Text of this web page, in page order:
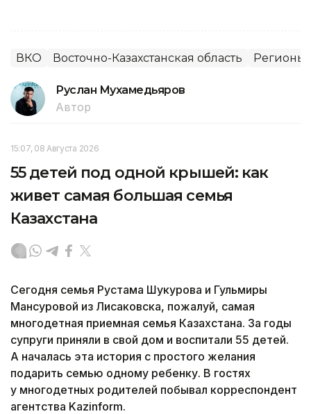
ВКО Восточно-Казахстанская область Регионы
Руслан Мухамедьяров
Автор
15:07, 08 Августа 2026
55 детей под одной крышей: как
живет самая большая семья
Казахстана
Сегодня семья Рустама Шукурова и Гульмиры
Мансуровой из Лисаковска, пожалуй, самая
многодетная приемная семья Казахстана. За годы
супруги приняли в свой дом и воспитали 55 детей.
А началась эта история с простого желания
подарить семью одному ребенку. В гостях
у многодетных родителей побывал корреспондент
агентства Kazinform.